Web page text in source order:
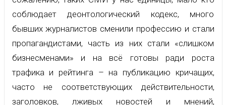
соблюдает деонтологический кодекс, много
бывших журналистов сменили профессию и стали
пропагандистами, часть из них стали «слишком
бизнесменами» и на всё готовы ради роста
трафика и рейтинга – на публикацию кричащих,
часто не соответствующих действительности,
заголовков, лживых новостей и мнений,